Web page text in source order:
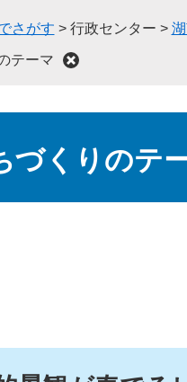
さがす > 行政センター >
テーマ
づくりのテ